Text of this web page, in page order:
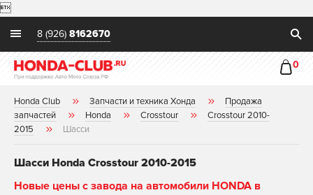

8 (926) 8162670
0
Honda Club Запчасти и техника Хонда
Продажа
запчастей
Honda Crosstour
Crosstour 2010-
2015
Шасси
Шасси Honda Crosstour 2010-2015
Новые цены с завода на автомобили HONDA в